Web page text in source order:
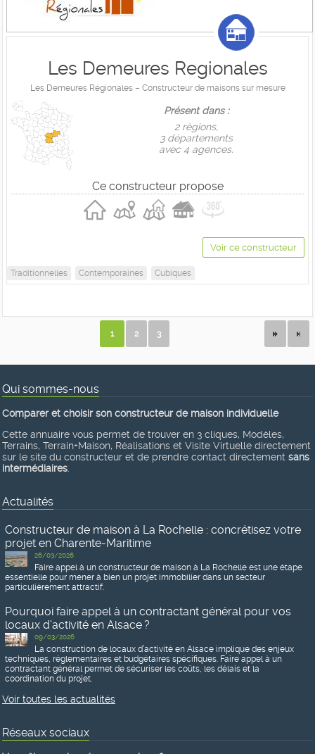
Les Demeures Regionales
Les Demeures Régionales – Constructeur de maisons sur mesure
Présent dans :
2 règions,
3 départements
avec 4 agences.
Ce constructeur propose
Voir ce constructeur
Traditionnelles Contemporaines Cubiques
1 2 3
Qui sommes-nous
Comparer et choisir son constructeur de maison individuelle
Cette annuaire vous permet de trouver en 3 cliques, Modèles,
Terrains, Terrain+Maison, Réalisations et Visite Virtuelle directement
sur le site du constructeur et de prendre contact directement sans
intermédiaires
Actualités
Constructeur de maison à La Rochelle : concrétisez votre
projet en Charente-Maritime
26/03/2026
Faire appel à un constructeur de maison à La Rochelle est une étape
essentielle pour mener à bien un projet immobilier dans un secteur
particulièrement attractif.
Pourquoi faire appel à un contractant général pour vos
locaux d’activité en Alsace ?
09/03/2026
La construction de locaux d’activité en Alsace implique des enjeux
techniques, réglementaires et budgétaires spécifiques. Faire appel à un
contractant général permet de sécuriser les coûts, les délais et la
coordination du projet.
Voir toutes les actualités
Réseaux sociaux